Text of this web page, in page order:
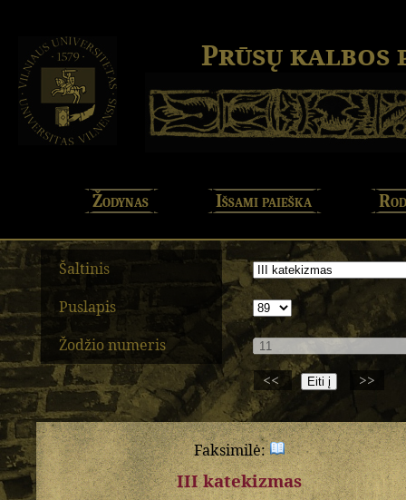
Prūsų kalbos
Žodynas Išsami paieška
Šaltinis
Puslapis
Žodžio numeris
<<
>>
Faksimilė:
III katekizmas